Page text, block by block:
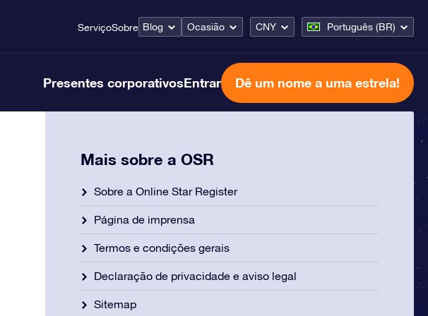
ServiçoSobre Blog Ocasião CNY Português (BR)
Presentes corporativosEntrar Dê um nome a uma estrela!
Mais sobre a OSR
Sobre a Online Star Register
Página de imprensa
Termos e condições gerais
Declaração de privacidade e aviso legal
Sitemap